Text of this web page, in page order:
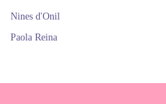
Nines d'Onil
Paola Reina